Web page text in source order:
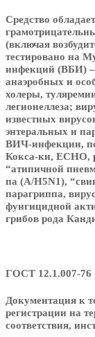
Средство
(включая
тестировано на
инфекций (ВБИ) –
анаэробных и
холеры,
легионеллеза;
известных
энтеральных и
ВИЧ-инфекции,
Кокса-ки, ЕСНО,
“атипичной
па (А/H5N1),
парагриппа,
фунгицидной
грибов рода
ГОСТ 12.1.007-76
Документация к
регистрации на
соответствия,